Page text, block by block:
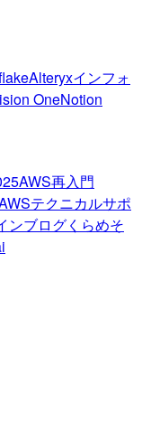
Alteryxインフォ
OneNotion
AWS再入門
テクニカルサポ
ンブログくらめそ